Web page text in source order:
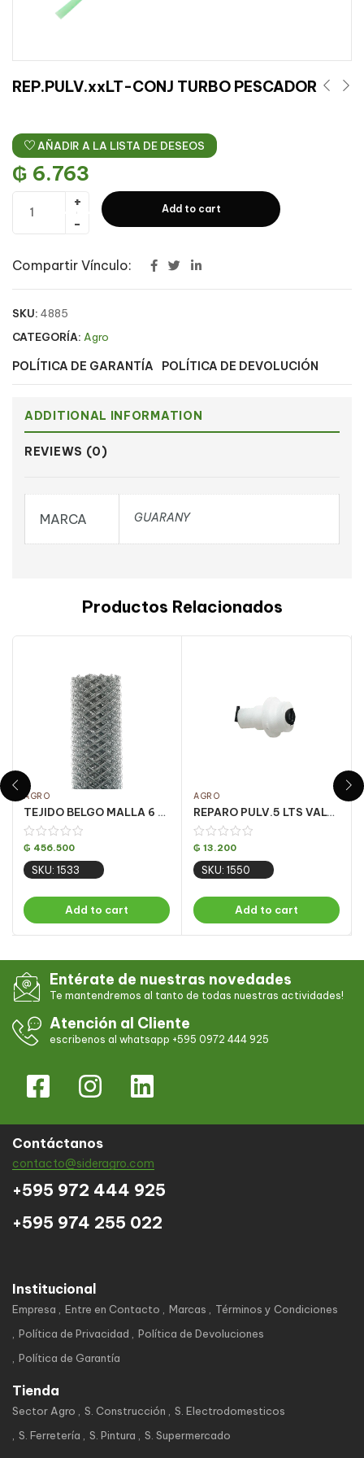
REP.PULV.xxLT-CONJ TURBO PESCADOR
AÑADIR A LA LISTA DE DESEOS
₲ 6.763
Add to cart
Compartir Vínculo:
SKU: 4885
CATEGORÍA: Agro
POLÍTICA DE GARANTÍA POLÍTICA DE DEVOLUCIÓN
ADDITIONAL INFORMATION
REVIEWS (0)
MARCA GUARANY
Productos Relacionados
AGRO
TEJIDO BELGO MALLA 6 X 1.20 – 25M
₲ 456.500
SKU: 1533
Add to cart
AGRO
REPARO PULV.5 LTS VALVULA DE ENTRADA
₲ 13.200
SKU: 1550
Add to cart
Entérate de nuestras novedades
Te mantendremos al tanto de todas nuestras actividades!
Atención al Cliente
escribenos al whatsapp +595 0972 444 925
Contáctanos
contacto@sideragro.com
+595 972 444 925
+595 974 255 022
Institucional
Empresa Entre en Contacto Marcas
Términos y Condiciones
Política de Privacidad
Política de Devoluciones
Política de Garantía
Tienda
Sector Agro S. Construcción
S. Electrodomesticos
S. Ferretería
S. Pintura S. Supermercado